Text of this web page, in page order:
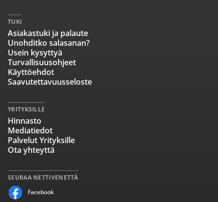
SEURAA NETTIVENETTÄ
Facebook
TUKI
Asiakastuki ja palaute
Unohditko salasanan?
Usein kysyttyä
Turvallisuusohjeet
Käyttöehdot
Saavutettavuusseloste
YRITYKSILLE
Hinnasto
Mediatiedot
Palvelut Yrityksille
Ota yhteyttä